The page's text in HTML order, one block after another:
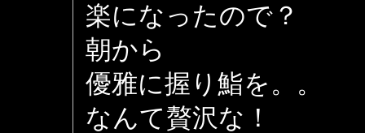
楽になったので？
朝から
優雅に握り鮨を。。
なんて贅沢な！